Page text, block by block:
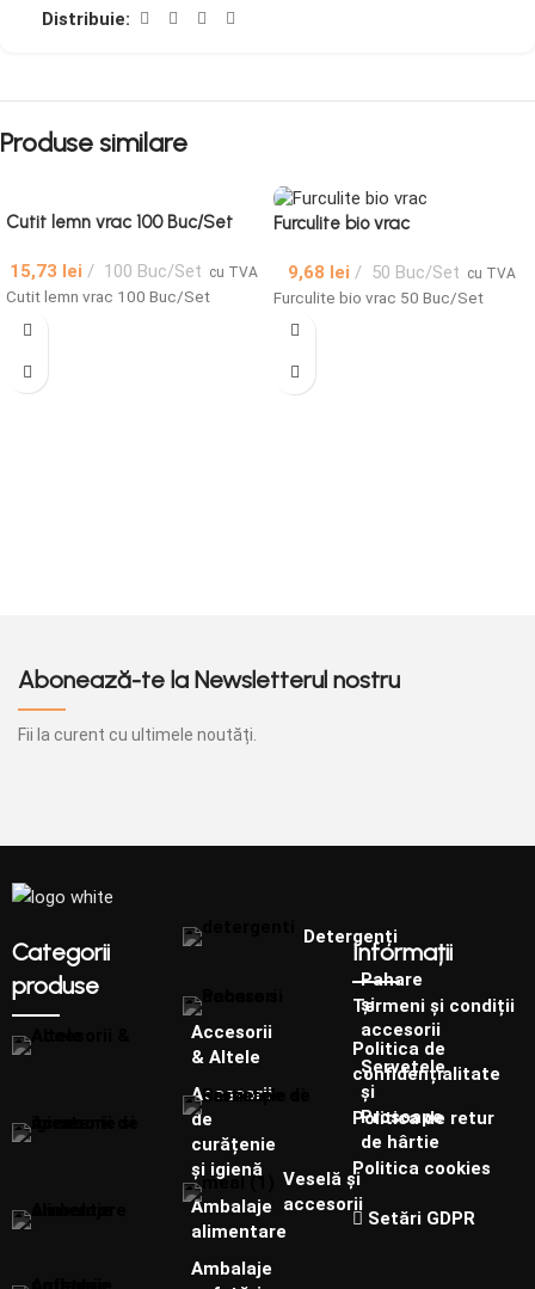
Distribuie:
Produse similare
Cutit lemn vrac 100 Buc/Set
15,73 lei 100 Buc/Set cu TVA
Cutit lemn vrac 100 Buc/Set
Furculite bio vrac
9,68 lei 50 Buc/Set cu TVA
Furculite bio vrac 50 Buc/Set
Abonează-te la Newsletterul nostru
Fii la curent cu ultimele noutăți.
Categorii
produse
Accesorii
& Altele
Accesorii
de
curățenie
și igienă
Ambalaje
alimentare
Ambalaje
Detergenți
Pahare
și
accesorii
Șervețele
și
Prosoape
de hârtie
Veselă și
accesorii
Informații
Termeni și condiții
Politica de
confidențialitate
Politica de retur
Politica cookies
Setări GDPR